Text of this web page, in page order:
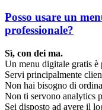
Posso usare un
professionale?
Sì, con dei ma.
Un menu digitale gratis è
Servi principalmente
Non hai bisogno di
Non ti servono analytics
Sei disposto ad avere il